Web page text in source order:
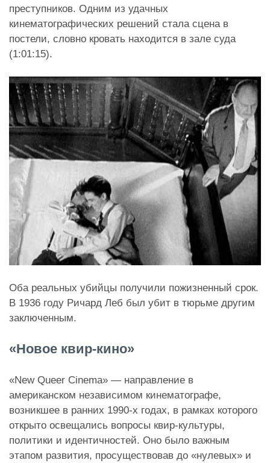
преступников. Одним из удачных
кинематографических решений стала сцена в
постели, словно кровать находится в зале суда
(1:01:15).
Оба реальных убийцы получили пожизненный срок.
В 1936 году Ричард Леб был убит в тюрьме другим
заключенным.
«Новое квир-кино»
«New Queer Cinema» — направление в
американском независимом кинематографе,
возникшее в ранних 1990-х годах, в рамках которого
открыто освещались вопросы квир-культуры,
политики и идентичностей. Оно было важным
этапом развития, просуществовав до «нулевых» и